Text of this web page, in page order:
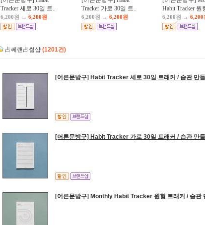
Tracker 세로 30일 트..
6,200원 → 6,200원
Tracker 가로 30일 트..
6,200원 → 6,200원
Habit Tracker 원
6,200원 → 6,200
占쎄랜占썲샵 (1201건)
[어른문방구] Habit Tracker 세로 30일 트래커 / 습관 만
[어른문방구] Habit Tracker 가로 30일 트래커 / 습관 만
[어른문방구] Monthly Habit Tracker 원형 트래커 / 습관